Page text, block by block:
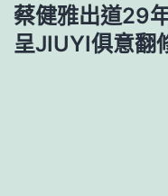
蔡健雅出道29
呈JIUYI俱意翻